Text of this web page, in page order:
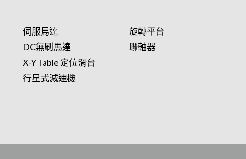
伺服馬達
DC無刷馬達
X-Y Table 定位滑台
行星式減速機
旋轉平台
聯軸器